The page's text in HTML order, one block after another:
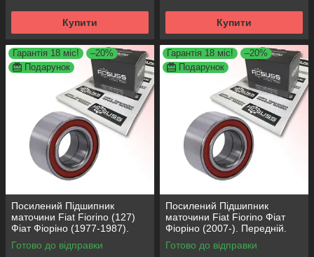
Купити Купити
Гарантія 18 міс!
–20%
Подарунок
Посилений Підшипник
маточини Fiat Fiorino (127)
Фіат Фіоріно (1977-1987).
Передній. АКСУСС Корея!
VKBA1410 , R182.60 ,
Готово до відправки
Гарантія 18 міс!
–20%
Подарунок
Посилений Підшипник
маточини Fiat Fiorino Фіат
Фіоріно (2007-). Передній.
АКСУСС Корея! VKBA3538 ,
R158.44 , 713690750
Готово до відправки